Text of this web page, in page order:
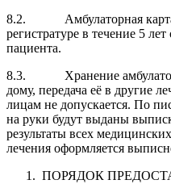
8.2. Амбулаторная карта
регистратуре в течение 5
пациента.
8.3. Хранение
дому, передача её в другие
лицам не допускается. По
на руки будут выданы
результаты всех
лечения оформляется
ПОРЯДОК